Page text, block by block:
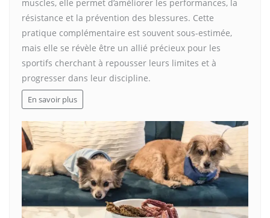
muscles, elle permet d’améliorer les performances, la
résistance et la prévention des blessures. Cette
pratique complémentaire est souvent sous-estimée,
mais elle se révèle être un allié précieux pour les
sportifs cherchant à repousser leurs limites et à
progresser dans leur discipline.
En savoir plus